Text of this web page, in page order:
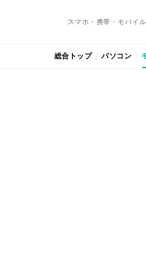
スマホ・携帯・モバイ
総合トップ パソコン